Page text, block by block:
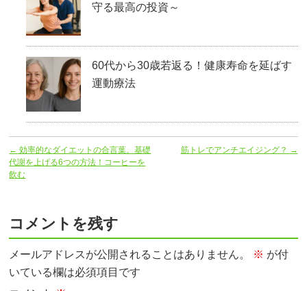
守る最高の投資～
60代から30歳若返る！健康寿命を延ばす
運動療法
← 効率的なダイエットの合言葉。基礎
代謝を上げる6つの方法！コーヒーを
飲む
筋トレでアンチエイジング？ →
コメントを残す
メールアドレスが公開されることはありません。 ※ が付
いている欄は必須項目です